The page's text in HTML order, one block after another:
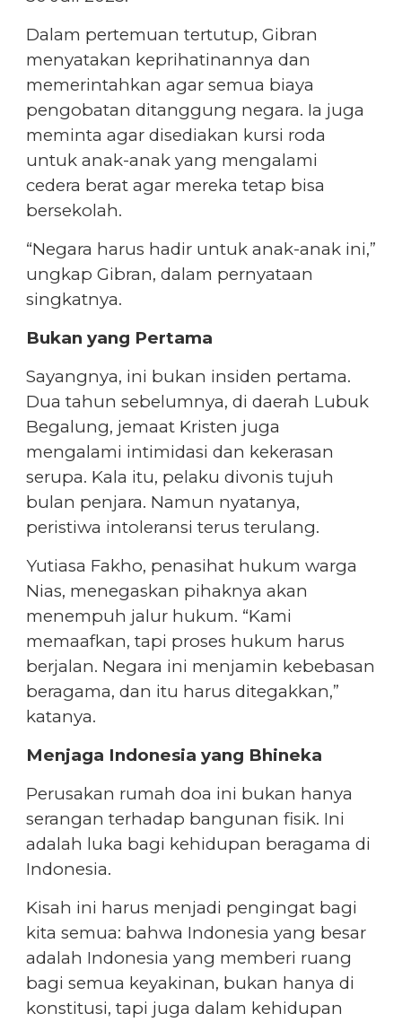
Dalam pertemuan tertutup, Gibran
menyatakan keprihatinannya dan
memerintahkan agar semua biaya
pengobatan ditanggung negara. Ia juga
meminta agar disediakan kursi roda
untuk anak-anak yang mengalami
cedera berat agar mereka tetap bisa
bersekolah.
“Negara harus hadir untuk anak-anak ini,”
ungkap Gibran, dalam pernyataan
singkatnya.
Bukan yang Pertama
Sayangnya, ini bukan insiden pertama.
Dua tahun sebelumnya, di daerah Lubuk
Begalung, jemaat Kristen juga
mengalami intimidasi dan kekerasan
serupa. Kala itu, pelaku divonis tujuh
bulan penjara. Namun nyatanya,
peristiwa intoleransi terus terulang.
Yutiasa Fakho, penasihat hukum warga
Nias, menegaskan pihaknya akan
menempuh jalur hukum. “Kami
memaafkan, tapi proses hukum harus
berjalan. Negara ini menjamin kebebasan
beragama, dan itu harus ditegakkan,”
katanya.
Menjaga Indonesia yang Bhineka
Perusakan rumah doa ini bukan hanya
serangan terhadap bangunan fisik. Ini
adalah luka bagi kehidupan beragama di
Indonesia.
Kisah ini harus menjadi pengingat bagi
kita semua: bahwa Indonesia yang besar
adalah Indonesia yang memberi ruang
bagi semua keyakinan, bukan hanya di
konstitusi, tapi juga dalam kehidupan